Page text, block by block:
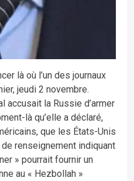
là où l’un des journaux
jeudi 2 novembre.
accusait la Russie d’armer
là qu’elle a déclaré,
que les États-Unis
renseignement indiquant
» pourrait fournir un
au « Hezbollah »